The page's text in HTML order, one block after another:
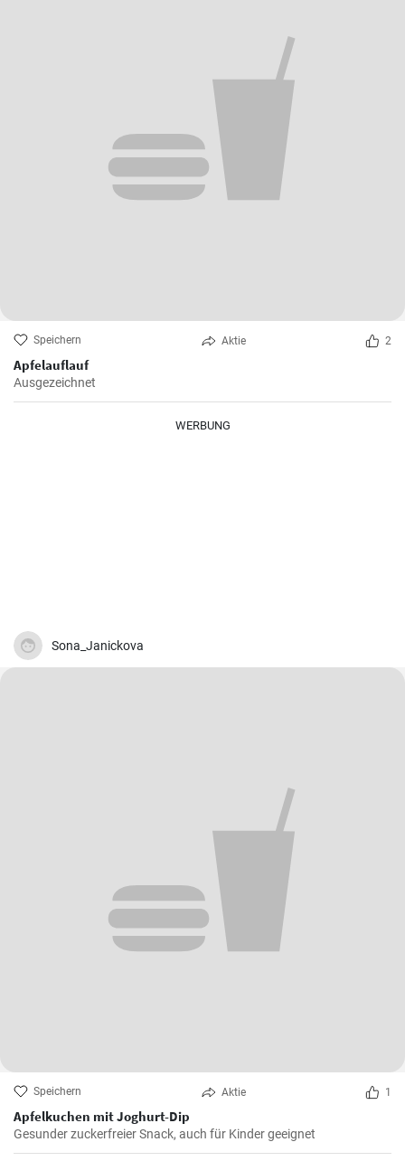
Speichern Aktie 2
Apfelauflauf
Ausgezeichnet
WERBUNG
Sona_Janickova
Speichern Aktie 1
Apfelkuchen mit Joghurt-Dip
Gesunder zuckerfreier Snack, auch für Kinder geeignet